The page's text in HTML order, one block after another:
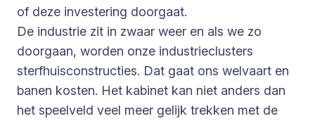
of deze investering doorgaat.
De industrie zit in zwaar weer en als we zo
doorgaan, worden onze industrieclusters
sterfhuisconstructies. Dat gaat ons welvaart en
banen kosten. Het kabinet kan niet anders dan
het speelveld veel meer gelijk trekken met de